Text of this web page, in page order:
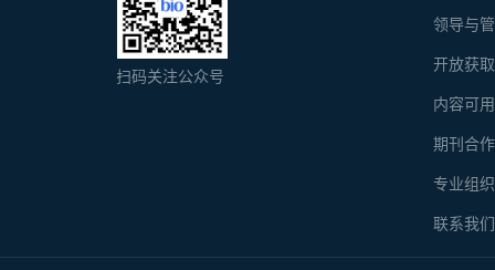
领导与
开放获
内容可
期刊合
专业组
联系我们
扫码关注公众号